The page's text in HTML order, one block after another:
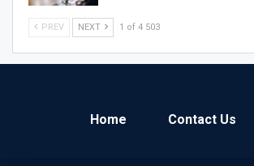
PREV NEXT 1 of 4 503
Home Contact Us